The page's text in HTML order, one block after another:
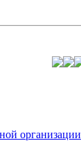
организации